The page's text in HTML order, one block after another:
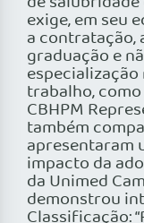
exige, em seu
a contratação,
graduação e
trabalho,
CBHPM
também
apresentaram
impacto da
da Unimed
demonstrou